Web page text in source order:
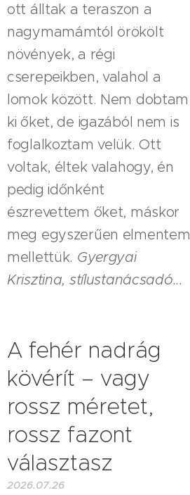
ott álltak a teraszon a
nagymamámtól örökölt
növények, a régi
cserepeikben, valahol a
lomok között. Nem dobtam
ki őket, de igazából nem is
foglalkoztam velük. Ott
voltak, éltek valahogy, én
pedig időnként
észrevettem őket, máskor
meg egyszerűen elmentem
mellettük. Gyergyai
Krisztina, stílustanácsadó...
A fehér nadrág
kövérít – vagy
rossz méretet,
rossz fazont
választasz
2026.07.26